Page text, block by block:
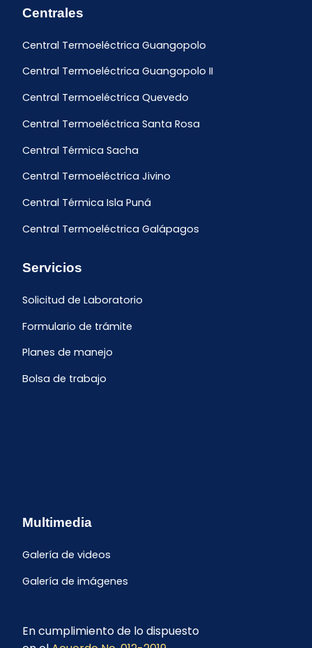
Centrales
Central Termoeléctrica Guangopolo
Central Termoeléctrica Guangopolo II
Central Termoeléctrica Quevedo
Central Termoeléctrica Santa Rosa
Central Térmica Sacha
Central Termoeléctrica Jivino
Central Térmica Isla Puná
Central Termoeléctrica Galápagos
Servicios
Solicitud de Laboratorio
Formulario de trámite
Planes de manejo
Bolsa de trabajo
Multimedia
Galería de videos
Galería de imágenes
En cumplimiento de lo dispuesto